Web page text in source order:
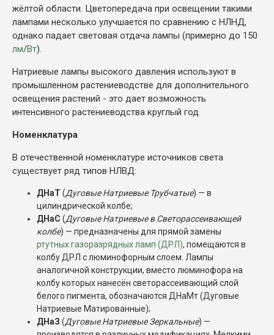
жёлтой области. Цветопередача при освещении такими
лампами несколько улучшается по сравнению с НЛНД,
однако падает световая отдача лампы (примерно до 150
лм/Вт).
Натриевые лампы высокого давления используют в
промышленном растениеводстве для дополнительного
освещения растений - это дает возможность
интенсивного растениеводства круглый год.
Номенклатура
В отечественной номенклатуре источников света
существует ряд типов НЛВД:
ДНаТ (Дуговые Натриевые Трубчатые) — в
цилиндрической колбе;
ДНаС (Дуговые Натриевые в Светорассеивающей
колбе) — предназначены для прямой замены
ртутных газоразрядных ламп (ДРЛ), помещаются в
колбу ДРЛ с люминофорным слоем. Лампы
аналогичной конструкции, вместо люминофора на
колбу которых нанесён светорассеивающий слой
белого пигмента, обозначаются ДНаМт (Дуговые
Натриевые Матированные);
ДНаЗ (Дуговые Натриевые Зеркальные) —